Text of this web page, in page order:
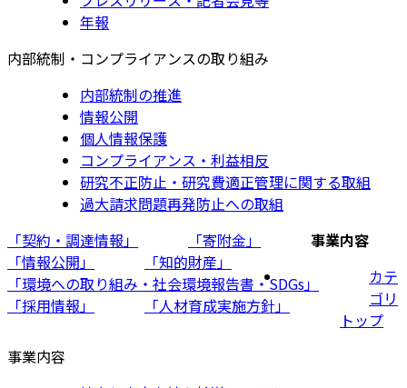
年報
内部統制・コンプライアンスの取り組み
内部統制の推進
情報公開
個人情報保護
コンプライアンス・利益相反
研究不正防止・研究費適正管理に関する取組
過大請求問題再発防止への取組
「契約・調達情報」
「寄附金」
「情報公開」
「知的財産」
「環境への取り組み・社会環境報告書・SDGs」
「採用情報」
「人材育成実施方針」
事業内容
カテ
ゴリ
トップ
事業内容